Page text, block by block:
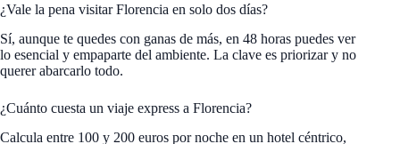
¿Vale la pena visitar Florencia en solo dos días?
Sí, aunque te quedes con ganas de más, en 48 horas puedes ver
lo esencial y empaparte del ambiente. La clave es priorizar y no
querer abarcarlo todo.
¿Cuánto cuesta un viaje express a Florencia?
Calcula entre 100 y 200 euros por noche en un hotel céntrico,